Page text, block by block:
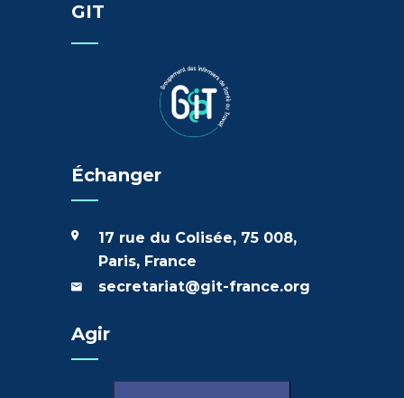
GIT
Échanger
17 rue du Colisée, 75 008,
Paris, France
secretariat@git-france.org
Agir